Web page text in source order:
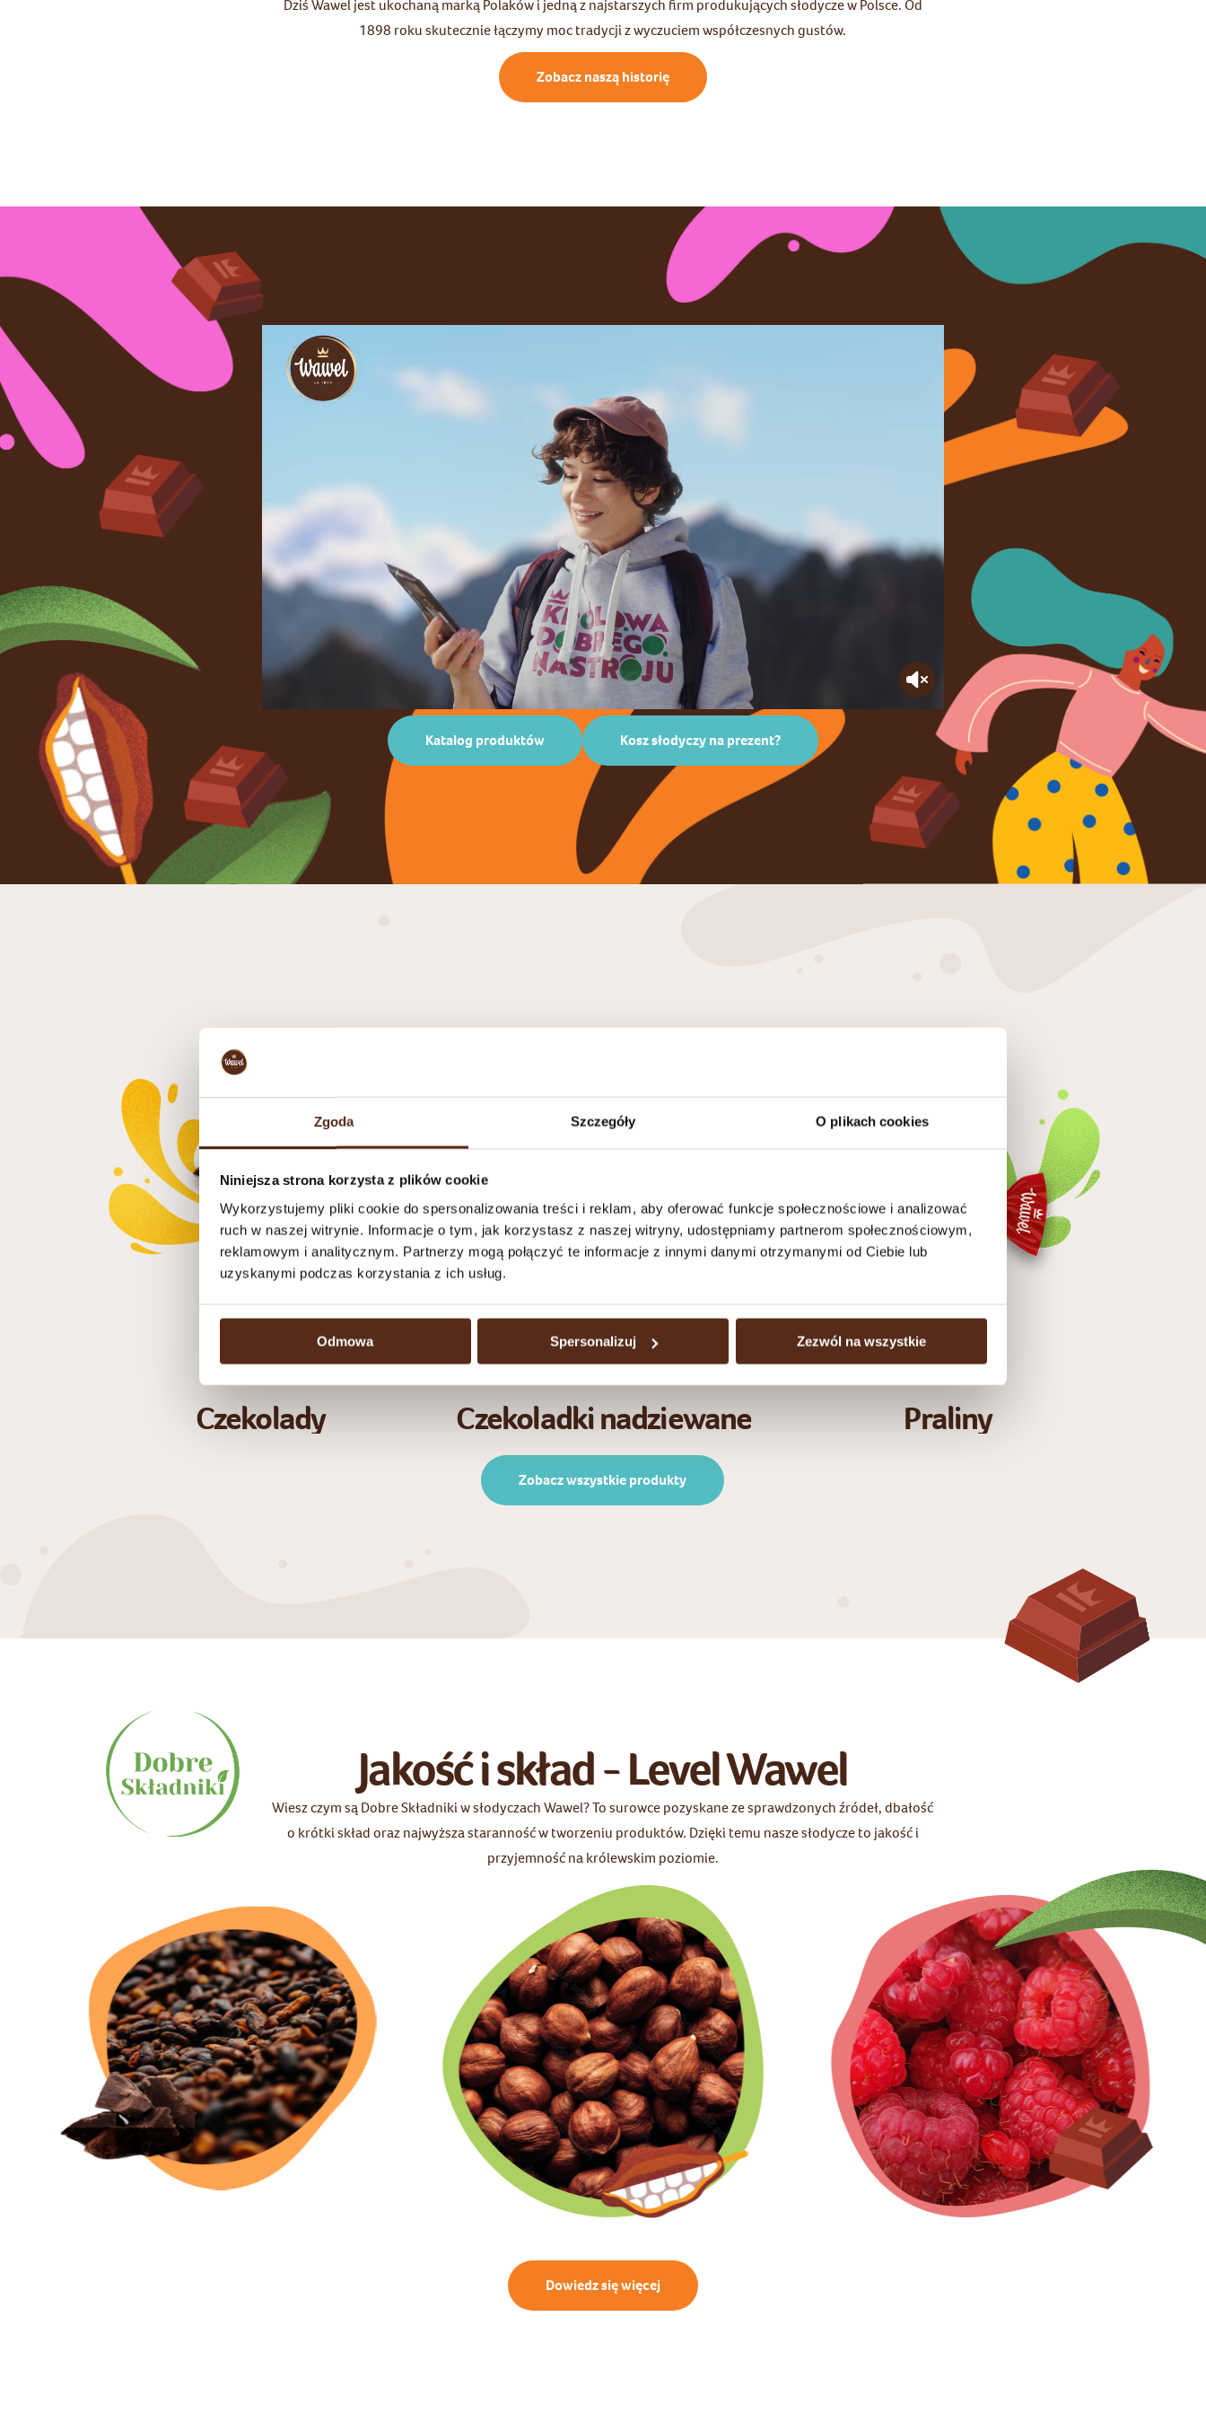
Zgoda Szczegóły O plikach cookies
Niniejsza strona korzysta z plików cookie
Wykorzystujemy pliki cookie do spersonalizowania treści i reklam, aby oferować funkcje społecznościowe i analizować
ruch w naszej witrynie. Informacje o tym, jak korzystasz z naszej witryny, udostępniamy partnerom społecznościowym,
reklamowym i analitycznym. Partnerzy mogą połączyć te informacje z innymi danymi otrzymanymi od Ciebie lub
uzyskanymi podczas korzystania z ich usług.
Odmowa Spersonalizuj Zezwól na wszystkie
Dziś Wawel jest ukochaną marką Polaków i jedną z najstarszych firm produkujących słodycze w Polsce. Od
1898 roku skutecznie łączymy moc tradycji z wyczuciem współczesnych gustów.
Zobacz naszą historię
Katalog produktów Kosz słodyczy na prezent?
Czekolady Czekoladki nadziewane Praliny
Zobacz wszystkie produkty
Jakość i skład - Level Wawel
Wiesz czym są Dobre Składniki w słodyczach Wawel? To surowce pozyskane ze sprawdzonych źródeł, dbałość
o krótki skład oraz najwyższa staranność w tworzeniu produktów. Dzięki temu nasze słodycze to jakość i
przyjemność na królewskim poziomie.
Dowiedz się więcej